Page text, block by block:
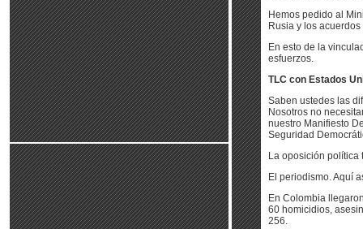
Hemos pedido al
Rusia y los
En esto de la
esfuerzos.
TLC con Estados
Saben ustedes las
Nosotros no
nuestro Manifiesto
Seguridad
La oposición política
El periodismo. Aquí
En Colombia
60 homicidios,
256.